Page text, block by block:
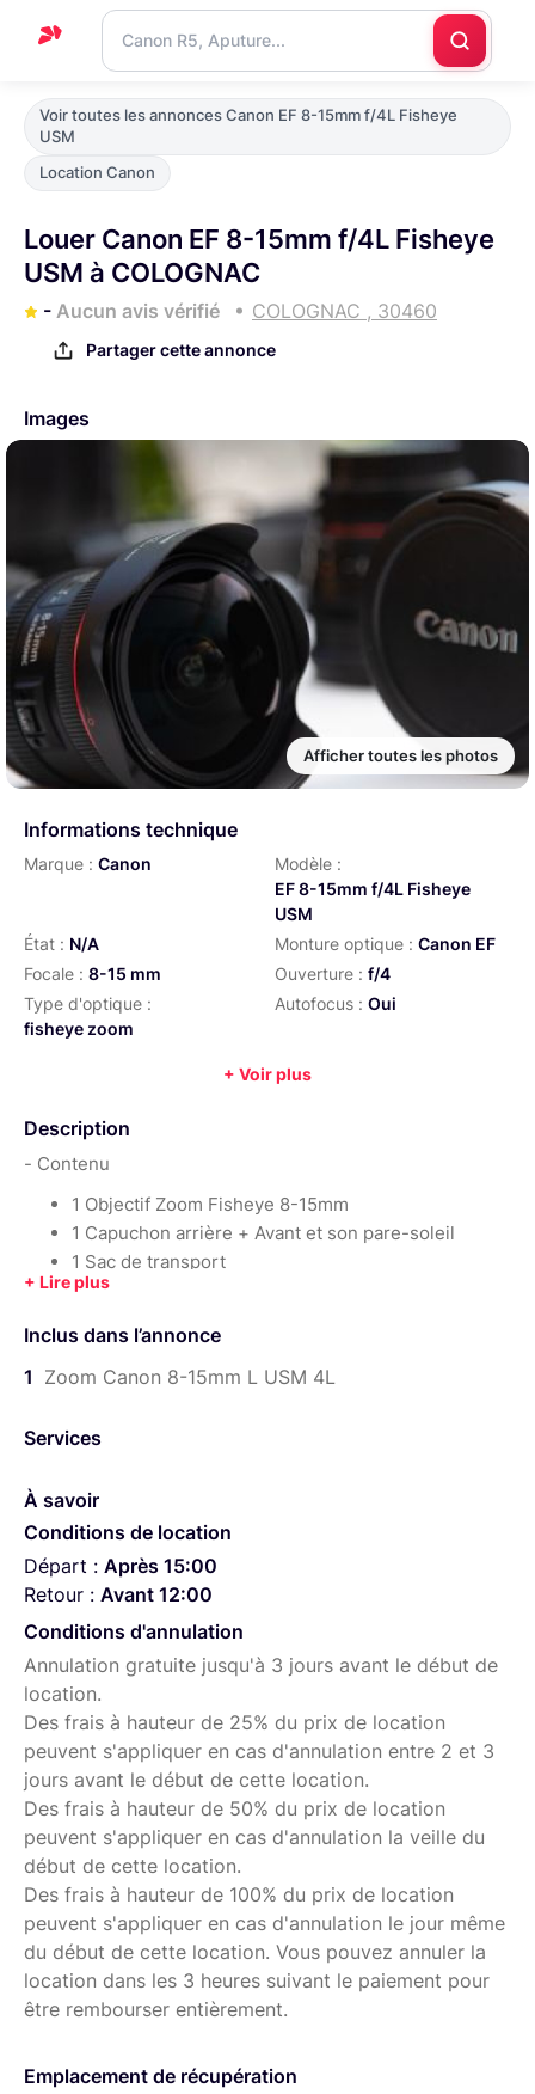
Accueil
Support
Blog
Nous
contacter
Voir toutes les annonces Canon EF 8-15mm f/4L Fisheye
USM
Location Canon
Louer Canon EF 8-15mm f/4L Fisheye
USM à COLOGNAC
- Aucun avis vérifié COLOGNAC , 30460
Partager cette annonce
Images
Afficher toutes les photos
Informations technique
Marque : Canon
Modèle :
EF 8-15mm f/4L Fisheye
USM
État : N/A Monture optique : Canon EF
Focale : 8-15 mm Ouverture : f/4
Type d'optique :
fisheye zoom
Autofocus : Oui
+ Voir plus
Description
- Contenu
1 Objectif Zoom Fisheye 8-15mm
1 Capuchon arrière + Avant et son pare-soleil
1 Sac de transport
Angle de champ (horizontal, vertical, diagonal) 180°
à 142°
Distance de mise au point minimale 15cm
Ouverture constante à 4L
- Qualité professionnelle garantie et état irréprochable.
L'objectif Canon de la série L est robuste, étanche avec
un Autofocus silencieux et rapide. Il est particulierement
adapté pour la photo ou video d'architecture ou de sport.
Inclus dans l’annonce
1 Zoom Canon 8-15mm L USM 4L
Services
À savoir
Conditions de location
Départ : Après 15:00
Retour : Avant 12:00
Conditions d'annulation
Annulation gratuite jusqu'à 3 jours avant le début de
location.
Des frais à hauteur de 25% du prix de location
peuvent s'appliquer en cas d'annulation entre 2 et 3
jours avant le début de cette location.
Des frais à hauteur de 50% du prix de location
peuvent s'appliquer en cas d'annulation la veille du
début de cette location.
Des frais à hauteur de 100% du prix de location
peuvent s'appliquer en cas d'annulation le jour même
du début de cette location. Vous pouvez annuler la
location dans les 3 heures suivant le paiement pour
être rembourser entièrement.
Emplacement de récupération